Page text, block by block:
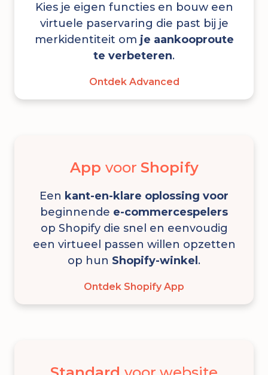
Kies je eigen functies en bouw een
virtuele paservaring die past bij je
merkidentiteit om je aankooproute
te verbeteren.
Ontdek Advanced
App voor Shopify
Een kant-en-klare oplossing voor
beginnende e-commercespelers
op Shopify die snel en eenvoudig
een virtueel passen willen opzetten
op hun Shopify-winkel .
Ontdek Shopify App